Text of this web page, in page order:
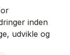
inden
udvikle og